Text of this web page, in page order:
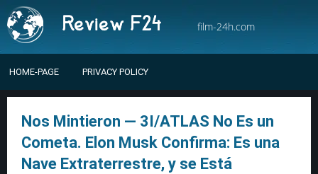
film-24h.com
HOME-PAGE PRIVACY POLICY
Nos Mintieron — 3I/ATLAS No Es un
Cometa. Elon Musk Confirma: Es una
Nave Extraterrestre, y se Está